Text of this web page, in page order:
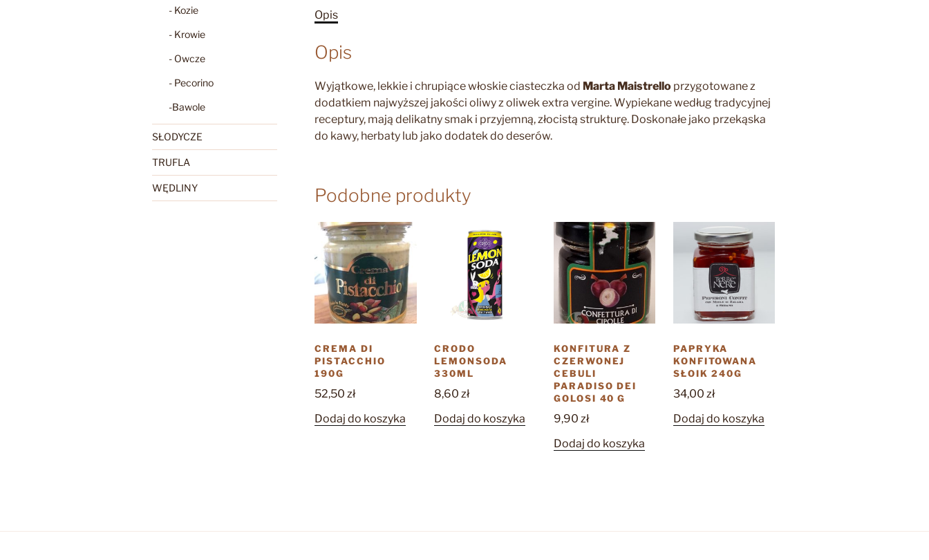
Opis
Opis
Wyjątkowe, lekkie i chrupiące włoskie ciasteczka od Marta Maistrello przygotowane z
dodatkiem najwyższej jakości oliwy z oliwek extra vergine. Wypiekane według tradycyjnej
receptury, mają delikatny smak i przyjemną, złocistą strukturę. Doskonałe jako przekąska
do kawy, herbaty lub jako dodatek do deserów.
Podobne produkty
CREMA DI
PISTACCHIO
190G
52,50zł
Dodaj do koszyka
CRODO
LEMONSODA
330ML
8,60 zł
Dodaj do koszyka
KONFITURA Z
CZERWONEJ
CEBULI
PARADISO DEI
GOLOSI 40 G
9,90 zł
Dodaj do koszyka
PAPRYKA
KONFITOWANA
SŁOIK 240G
34,00 zł
Dodaj do koszyka
- Kozie
- Krowie
- Owcze
- Pecorino
-Bawole
SŁODYCZE
TRUFLA
WĘDLINY